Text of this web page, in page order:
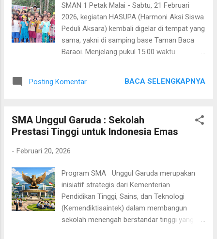
SMA Unggul Garuda harus memenuhi kriteria
berikut: Warga Negara Indonesia (WNI) Siswa
kelas IX semester genap SMP/MTs atau
sederajat Usia maksimal 21 tahun per 1 Juli
2026 Diutamakan siswa berprestasi dari
asrama selama masa pendidikan Siap
SMAN 1 Petak Malai - Sabtu, 21 Februari
2026, kegiatan HASUPA (Harmoni Aksi Siswa
Peduli Aksara) kembali digelar di tempat yang
sama, yakni di samping base Taman Baca
Baraoi. Menjelang pukul 15.00 waktu
lokasi kegiatan. Sebuah lapak sederhana
yang penuh keceriaan. Seperti beberapa
minggu terakhir, kegiatan dibagi menjadi dua
berdampingan: satu untuk Kelas Bintang dan
bertujuan agar proses pembelajaran lebih
efektif sesuai dengan kemampuan masing-
masing anak. Kelas Bintang dipandu oleh
Muhidah, guru bantu TK Pembina Desa
Tumbang Baraoi yang secara sukarela
Posting Komentar BACA SELENGKAPNYA
SMA Unggul Garuda : Sekolah
Prestasi Tinggi untuk Indonesia Emas
- Februari 20, 2026
Program SMA Unggul Garuda merupakan
inisiatif strategis dari Kementerian
Pendidikan Tinggi, Sains, dan Teknologi
(Kemendiktisaintek) dalam membangun
sekolah menengah berstandar tinggi yang